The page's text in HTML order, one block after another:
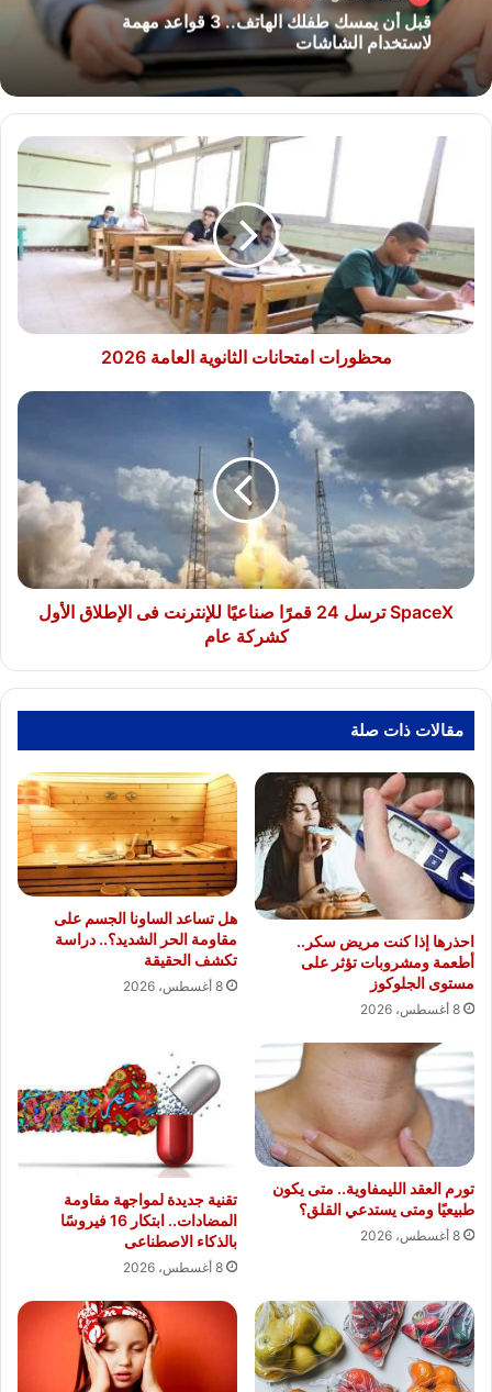
قبل أن يمسك طفلك الهاتف.. 3 قواعد مهمة
لاستخدام الشاشات
محظورات
امتحانات
الثانوية
2026
محظورات امتحانات الثانوية العامة 2026
SpaceX
قمرًا
صناعيًا
للإنترنت
فى
الإطلاق
الأول
كشركة
SpaceX ترسل 24 قمرًا صناعيًا للإنترنت فى الإطلاق الأول
كشركة عام
مقالات ذات صلة
احذرها إذا كنت مريض سكر..
أطعمة ومشروبات تؤثر على
مستوى الجلوكوز
8 أغسطس، 2026
هل تساعد الساونا الجسم على
مقاومة الحر الشديد؟.. دراسة
تكشف الحقيقة
8 أغسطس، 2026
تورم العقد الليمفاوية.. متى يكون
طبيعيًا ومتى يستدعي القلق؟
8 أغسطس، 2026
تقنية جديدة لمواجهة مقاومة
المضادات.. ابتكار 16 فيروسًا
بالذكاء الاصطناعى
8 أغسطس، 2026